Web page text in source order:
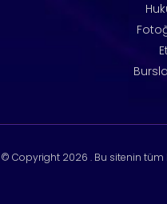
© Copyright 2026 . Bu sitenin tüm